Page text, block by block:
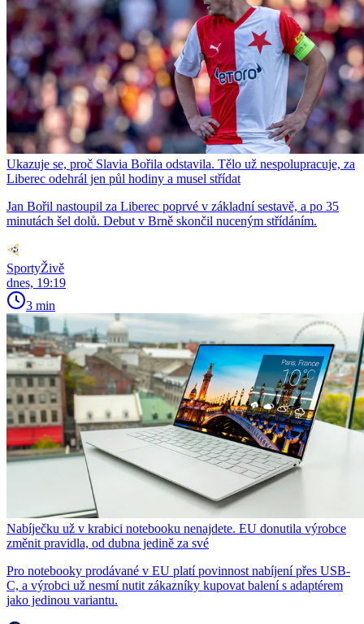
Ukazuje se, proč Slavia Bořila odstavila. Tělo už nespolupracuje, za
Liberec odehrál jen půl hodiny a musel střídat
Jan Bořil nastoupil za Liberec poprvé v základní sestavě, a po 35
minutách šel dolů. Debut v Brně skončil nuceným střídáním.
SportyŽivě
dnes, 19:19
3 min
Nabíječku už v krabici notebooku nenajdete. EU donutila výrobce
změnit pravidla, od dubna jedině za své
Pro notebooky prodávané v EU platí povinnost nabíjení přes USB-
C, a výrobci už nesmí nutit zákazníky kupovat balení s adaptérem
jako jedinou variantu.